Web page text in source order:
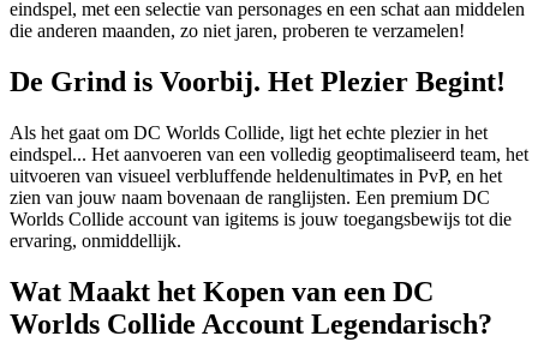
eindspel, met een selectie van personages en een schat aan middelen
die anderen maanden, zo niet jaren, proberen te verzamelen!
De Grind is Voorbij. Het Plezier Begint!
Als het gaat om DC Worlds Collide, ligt het echte plezier in het
eindspel... Het aanvoeren van een volledig geoptimaliseerd team, het
uitvoeren van visueel verbluffende heldenultimates in PvP, en het
zien van jouw naam bovenaan de ranglijsten. Een premium DC
Worlds Collide account van igitems is jouw toegangsbewijs tot die
ervaring, onmiddellijk.
Wat Maakt het Kopen van een DC
Worlds Collide Account Legendarisch?